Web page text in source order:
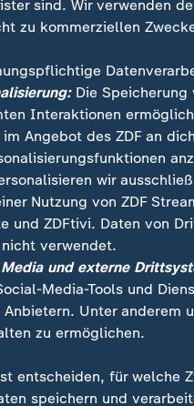
des US-Amerikaners Folarin
Donald Trump bei Gianni
Die Fußball-Welt ist
min
sind. Wir verwenden
zu kommerziellen
Die Speicherung
Interaktionen
Angebot des ZDF an
wir
Nutzung von ZDF
und ZDFtivi. Daten von
verwendet.
Media und externe
Media-Tools und
Anbietern. Unter anderem
zu ermöglichen.
entscheiden, für welche
speichern und